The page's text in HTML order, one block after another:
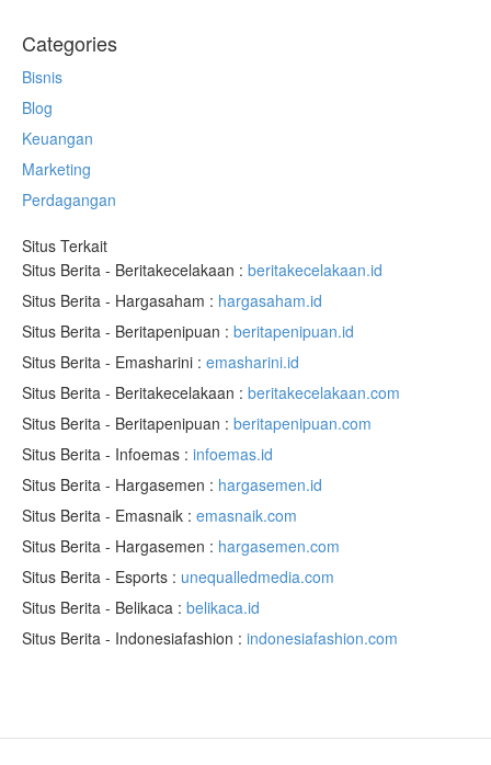
Categories
Bisnis
Blog
Keuangan
Marketing
Perdagangan
Situs Terkait
Situs Berita - Beritakecelakaan : beritakecelakaan.id
Situs Berita - Hargasaham : hargasaham.id
Situs Berita - Beritapenipuan : beritapenipuan.id
Situs Berita - Emasharini : emasharini.id
Situs Berita - Beritakecelakaan : beritakecelakaan.com
Situs Berita - Beritapenipuan : beritapenipuan.com
Situs Berita - Infoemas : infoemas.id
Situs Berita - Hargasemen : hargasemen.id
Situs Berita - Emasnaik : emasnaik.com
Situs Berita - Hargasemen : hargasemen.com
Situs Berita - Esports : unequalledmedia.com
Situs Berita - Belikaca : belikaca.id
Situs Berita - Indonesiafashion : indonesiafashion.com